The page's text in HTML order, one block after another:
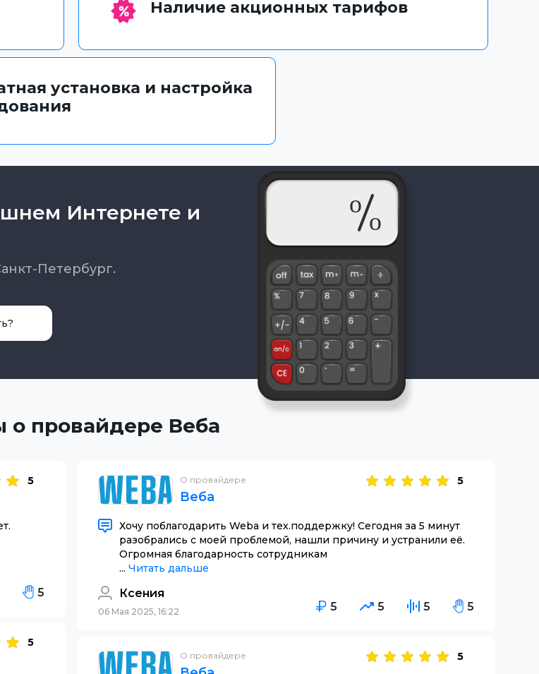
Наличие акционных тарифов
установка и настройка
Интернете и
Петербург.
о провайдере Веба
5
5
5
О провайдере
Веба
5
Хочу поблагодарить Weba и тех.поддержку! Сегодня за 5 минут
разобрались с моей проблемой, нашли причину и устранили её.
Огромная благодарность сотрудникам
... Читать дальше
Ксения
06 Мая 2025, 16:22 5 5 5 5
О провайдере 5